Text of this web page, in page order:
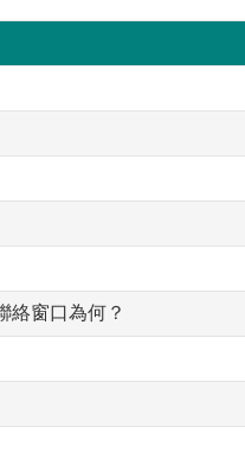
絡窗口為何？